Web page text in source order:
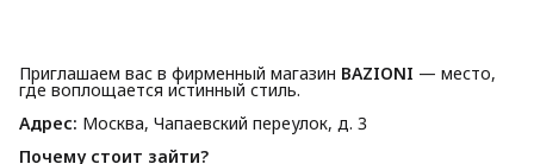
Приглашаем вас в фирменный магазин BAZIONI — место,
где воплощается истинный стиль.
Адрес: Москва, Чапаевский переулок, д. 3
Почему стоит зайти?